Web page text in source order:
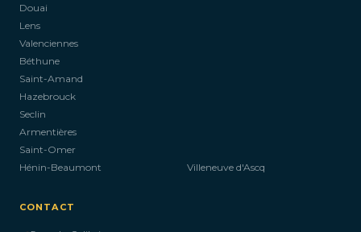
Douai
Lens
Valenciennes
Béthune
Saint-Amand
Hazebrouck
Seclin
Armentières
Saint-Omer
Hénin-Beaumont
Villeneuve d'Ascq
CONTACT